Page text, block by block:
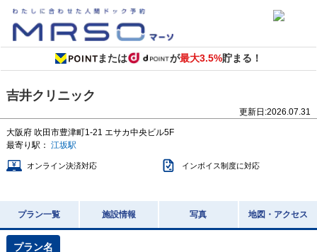
または が最大3.5%貯まる！
吉井クリニック
更新日:2026.07.31
大阪府 吹田市豊津町1-21 エサカ中央ビル5F
最寄り駅： 江坂駅
オンライン決済対応 インボイス制度に対応
プラン一覧 施設情報 写真 地図・アクセス